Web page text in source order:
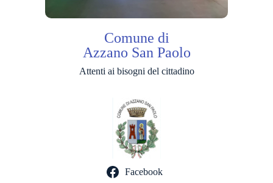
Comune di
Azzano San Paolo
Attenti ai bisogni del cittadino
Facebook